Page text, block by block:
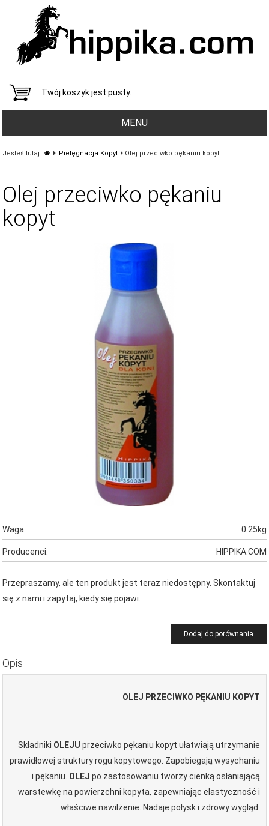
Twój koszyk jest pusty.
MENU
Jesteś tutaj: Pielęgnacja Kopyt Olej przeciwko pękaniu kopyt
Olej przeciwko pękaniu
kopyt
Waga: 0.25kg
Producenci: HIPPIKA.COM
Przepraszamy, ale ten produkt jest teraz niedostępny. Skontaktuj
się z nami i zapytaj, kiedy się pojawi.
Dodaj do porównania
Opis
OLEJ PRZECIWKO PĘKANIU KOPYT
Składniki OLEJU przeciwko pękaniu kopyt ułatwiają utrzymanie
prawidłowej struktury rogu kopytowego. Zapobiegają wysychaniu
i pękaniu. OLEJ po zastosowaniu tworzy cienką osłaniającą
warstewkę na powierzchni kopyta, zapewniając elastyczność i
właściwe nawilżenie. Nadaje połysk i zdrowy wygląd.